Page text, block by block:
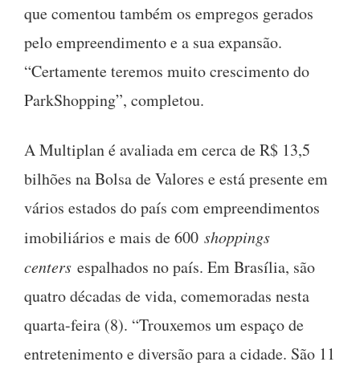
que comentou também os empregos gerados
pelo empreendimento e a sua expansão.
“Certamente teremos muito crescimento do
ParkShopping”, completou.
A Multiplan é avaliada em cerca de R$ 13,5
bilhões na Bolsa de Valores e está presente em
vários estados do país com empreendimentos
imobiliários e mais de 600 shoppings
centers espalhados no país. Em Brasília, são
quatro décadas de vida, comemoradas nesta
quarta-feira (8). “Trouxemos um espaço de
entretenimento e diversão para a cidade. São 11